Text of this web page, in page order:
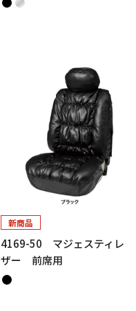
新商品
4169-50 マジェスティレ
ザー 前席用